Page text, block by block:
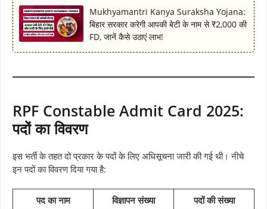
Mukhyamantri Kanya Suraksha Yojana:
बिहार सरकार करेगी आपकी बेटी के नाम से ₹2,000 की
FD, जानें कैसे उठाएं लाभ!
RPF Constable Admit Card 2025:
पदों का विवरण
इस भर्ती के तहत दो प्रकार के पदों के लिए अधिसूचना जारी की गई थी। नीचे
इन पदों का विवरण दिया गया है:
पद का नाम विज्ञापन संख्या पदों की संख्या